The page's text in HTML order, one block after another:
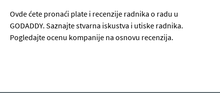
Ovde ćete pronaći plate i recenzije radnika o radu u
GODADDY. Saznajte stvarna iskustva i utiske radnika.
Pogledajte ocenu kompanije na osnovu recenzija.